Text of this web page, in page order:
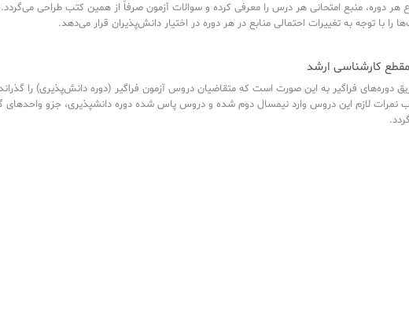
هر دوره، منبع امتحانی هر درس را معرفی کرده و سوالات آزمون صرفاً از همین کتب طراحی می‌گردد.
را با توجه به تغییرات احتمالی منابع در هر دوره در اختیار دانش‌پذیران قرار می‌دهد.
کارشناسی ارشد
دوره‌های فراگیر به این صورت است که متقاضیان دروس آزمون فراگیر (دوره دانش‌پذیری) را
نمرات لازم این دروس وارد نیمسال دوم شده و دروس پاس شده دوره دانشپذیری، جزو واحدهای